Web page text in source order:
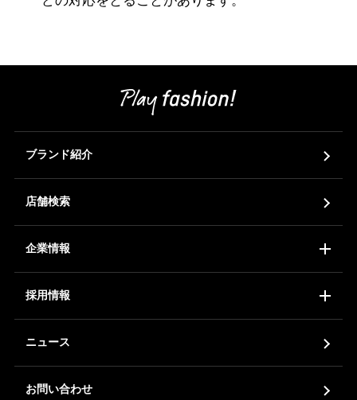
JP EN
ブランド紹介
店舗検索
企業情報
採用情報
ニュース
お問い合わせ